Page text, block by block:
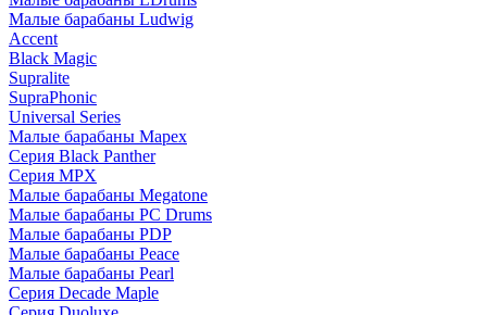
Малые барабаны Ludwig
Accent
Black Magic
Supralite
SupraPhonic
Universal Series
Малые барабаны Mapex
Серия Black Panther
Серия MPX
Малые барабаны Megatone
Малые барабаны PC Drums
Малые барабаны PDP
Малые барабаны Peace
Малые барабаны Pearl
Серия Decade Maple